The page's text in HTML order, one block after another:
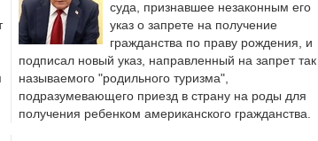
суда, признавшее незаконным его
указ о запрете на получение
гражданства по праву рождения, и
подписал новый указ, направленный на запрет так
называемого "родильного туризма",
подразумевающего приезд в страну на роды для
получения ребенком американского гражданства.